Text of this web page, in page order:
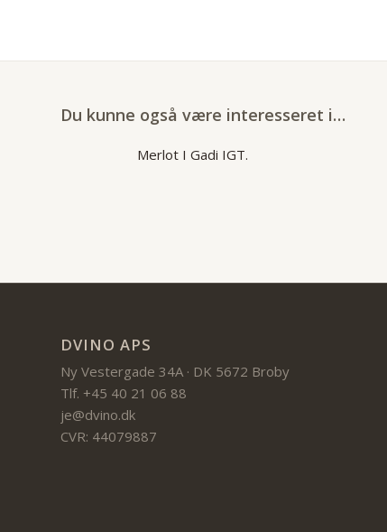
Du kunne også være interesseret i…
Merlot I Gadi IGT.
DVINO APS
Ny Vestergade 34A · DK 5672 Broby
Tlf. +45 40 21 06 88
je@dvino.dk
CVR: 44079887